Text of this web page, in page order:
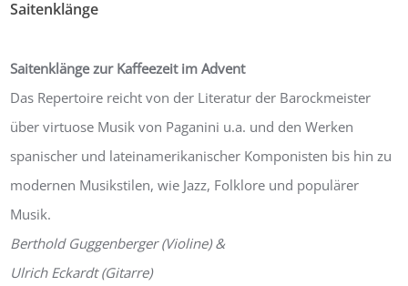
Saitenklänge
Saitenklänge zur Kaffeezeit im Advent
Das Repertoire reicht von der Literatur der Barockmeister
über virtuose Musik von Paganini u.a. und den Werken
spanischer und lateinamerikanischer Komponisten bis hin zu
modernen Musikstilen, wie Jazz, Folklore und populärer
Musik.
Berthold Guggenberger (Violine) &
Ulrich Eckardt (Gitarre)